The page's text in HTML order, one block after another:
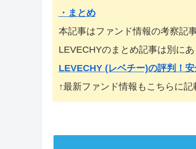
・まとめ
本記事はファンド情報の考察記事
LEVECHYのまとめ記事は別に
LEVECHY (レベチー)の評判！
↑最新ファンド情報もこちらに記